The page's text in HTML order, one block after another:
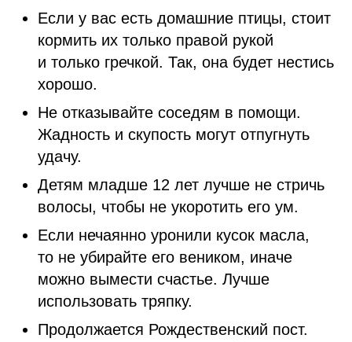
Если у вас есть домашние птицы, стоит
кормить их только правой рукой
и только гречкой. Так, она будет нестись
хорошо.
Не отказывайте соседям в помощи.
Жадность и скупость могут отпугнуть
удачу.
Детям младше 12 лет лучше не стричь
волосы, чтобы не укоротить его ум.
Если нечаянно уронили кусок масла,
то не убирайте его веником, иначе
можно вымести счастье. Лучше
использовать тряпку.
Продолжается Рождественский пост.